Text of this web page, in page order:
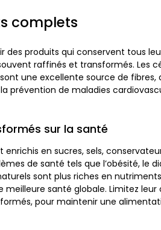
complets
des produits qui conservent tous
raffinés et transformés. Les
une excellente source de fibres,
prévention de maladies
sur la santé
en sucres, sels,
de santé tels que l’obésité, le
sont plus riches en
santé globale. Limitez
pour maintenir une